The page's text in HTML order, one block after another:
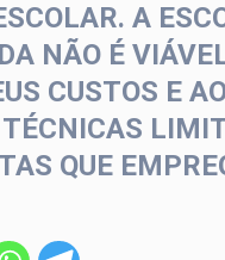
A
NÃO É
CUSTOS E
TÉCNICAS
QUE